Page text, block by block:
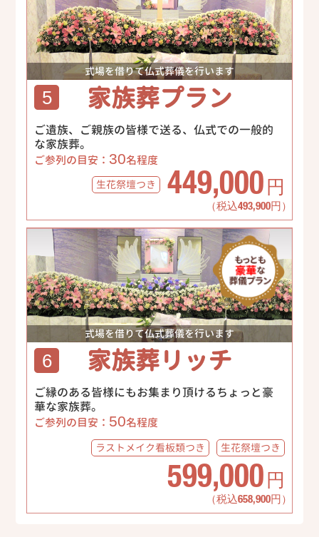
式場を借りて仏式葬儀を行います
5 家族葬プラン
ご遺族、ご親族の皆様で送る、仏式での一般的
な家族葬。
ご参列の目安： 30名程度
生花祭壇つき 449,000 円
（税込493,900円）
式場を借りて仏式葬儀を行います
6 家族葬リッチ
ご縁のある皆様にもお集まり頂けるちょっと豪
華な家族葬。
ご参列の目安： 50名程度
ラストメイク看板類つき 生花祭壇つき
599,000 円
（税込658,900円）